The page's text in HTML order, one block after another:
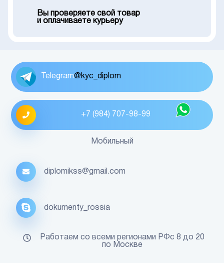
Вы проверяете свой товар
и оплачиваете курьеру
Telegram@kyc_diplom
+7 (984) 707-98-99
Мобильный
diplomikss@gmail.com
dokumenty_rossia
Работаем со всеми регионами РФс 8 до 20
по Москве